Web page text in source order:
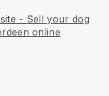
- Sell your dog
online